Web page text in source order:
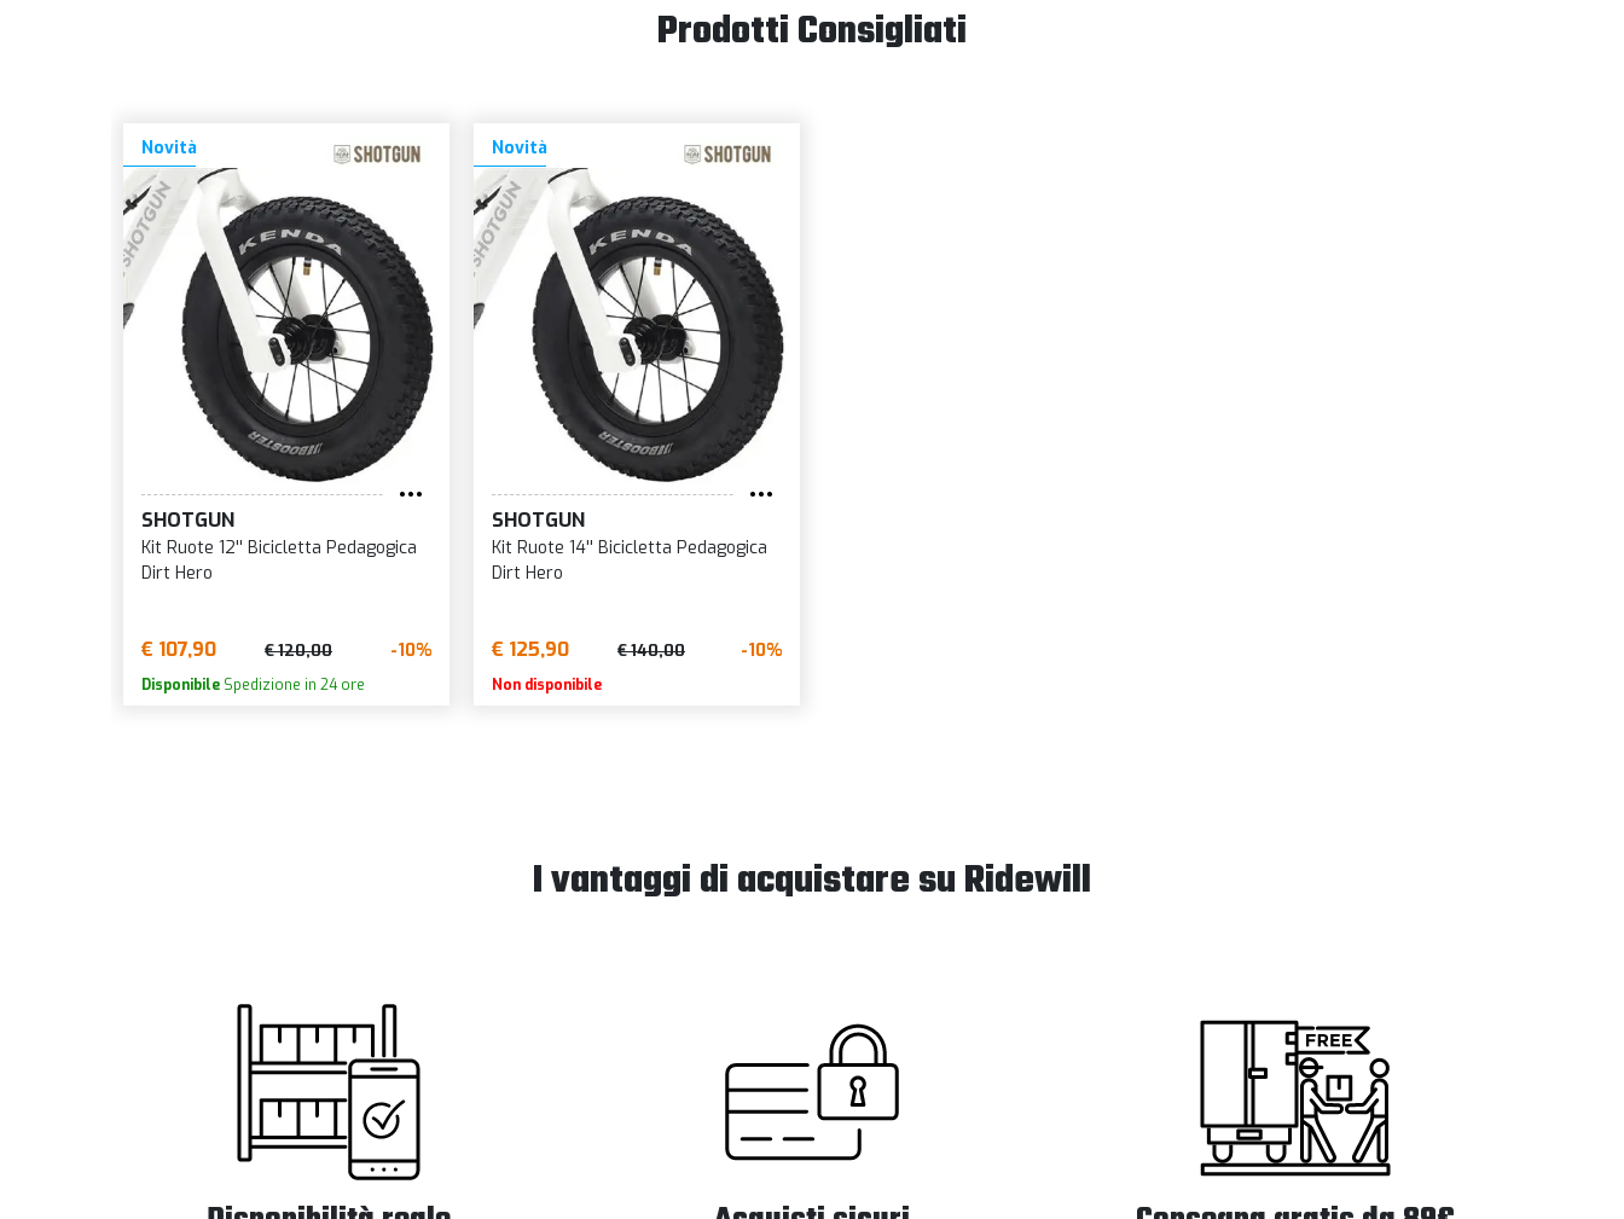
Prodotti Consigliati
Novità
SHOTGUN
Kit Ruote 12'' Bicicletta Pedagogica
Dirt Hero
€ 107,90 € 120,00 -10%
Disponibile Spedizione in 24 ore
Novità
SHOTGUN
Kit Ruote 14'' Bicicletta Pedagogica
Dirt Hero
€ 125,90 € 140,00 -10%
Non disponibile
I vantaggi di acquistare su Ridewill